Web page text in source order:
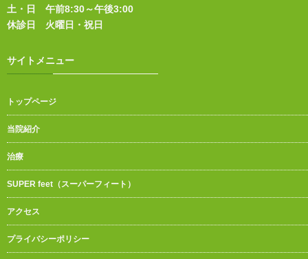
土・日 午前8:30～午後3:00
休診日 火曜日・祝日
サイトメニュー
トップページ
当院紹介
治療
SUPER feet（スーパーフィート）
アクセス
プライバシーポリシー